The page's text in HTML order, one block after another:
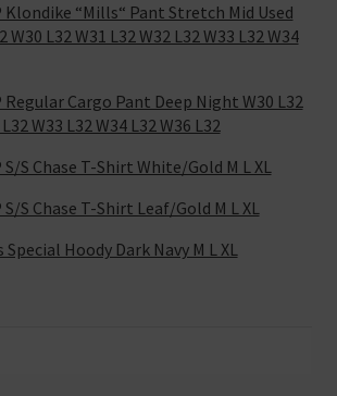
“Mills“ Pant Stretch Mid Used
W30 L32 W31 L32 W32 L32 W33 L32 W34
Cargo Pant Deep Night W30 L32
W33 L32 W34 L32 W36 L32
S Chase T-Shirt White/Gold M L XL
S Chase T-Shirt Leaf/Gold M L XL
Hoody Dark Navy M L XL